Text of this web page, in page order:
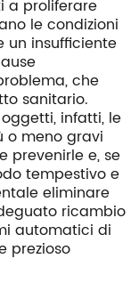
a proliferare
le condizioni
un insufficiente
che
sanitario.
infatti, le
o meno gravi
prevenirle e, se
tempestivo e
eliminare
ricambio
automatici di
prezioso